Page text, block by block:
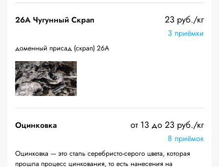
26A Чугунный Скрап 23 руб./кг
3 приёмки
доменный присад (скрап) 26А
Оцинковка от 13 до 23 руб./кг
8 приёмок
Оцинковка — это сталь серебристо-серого цвета, которая
прошла процесс цинкования, то есть нанесения на